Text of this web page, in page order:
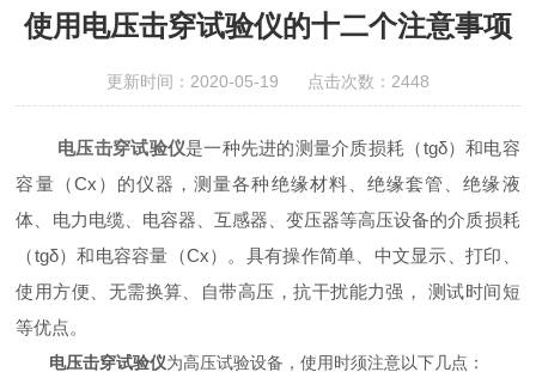
使用电压击穿试验仪的十二个注意事项
更新时间：2020-05-19 点击次数：2448
电压击穿试验仪是一种先进的测量介质损耗（tgδ）和电容
容量（Cx）的仪器，测量各种绝缘材料、绝缘套管、绝缘液
体、电力电缆、电容器、互感器、变压器等高压设备的介质损耗
（tgδ）和电容容量（Cx）。具有操作简单、中文显示、打印、
使用方便、无需换算、自带高压，抗干扰能力强， 测试时间短
等优点。
电压击穿试验仪为高压试验设备，使用时须注意以下几点：